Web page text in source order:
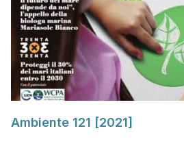
Ambiente 121 [2021]